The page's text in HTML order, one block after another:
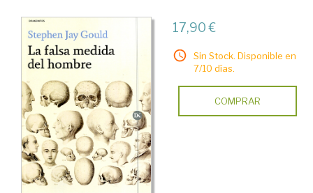
17,90 €
Sin Stock. Disponible en
7/10 días.
COMPRAR